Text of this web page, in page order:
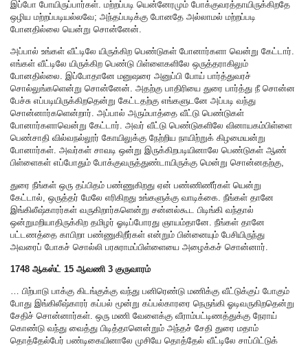
இப்போ போயிருப்பார்கள். மற்றப்படி யென்னேரமும் போக்குவரத்தாயிருக்கிறதே
ஒழிய மற்றப்படியல்லவே; அந்தப்படிக்கு போனதே அல்லாமல் மற்றப்படி
போனதில்லை யென்று சொன்னேன்.
அப்பால் உங்கள் வீட்டிலே யிருக்கிற பெண்டுகள் போனார்களா வென்று கேட்டார்.
எங்கள் வீட்டிலே யிருக்கிற பெண்டு பிள்ளைகளிலே ஒருத்தராகிலும்
போனதில்லை. இப்போதானே மனுஷரை அனுப்பி போய் பார்த்துவரச்
சொல்லுங்களென்று சொன்னேன். அதற்கு பாதிரியை துரை பார்த்து நீ சொன்ன
பேச்சு எப்படியிருக்கிறதென்று கேட்டதற்கு எங்களுடனே அப்படி வந்து
சொன்னார்களென்றார். அப்பால் அரும்பாத்தை வீட்டு பெண்டுகள்
போனார்களாவென்று கேட்டார். அவர் வீட்டு பெண்டுகளிலே வினாயகம்பிள்ளை
பெண்சாதி வில்வநல்லூர் கோயிலுக்கு நேற்றிய நாயிற்றுக் கிழமையன்று
போனார்கள். அவர்கள் சாவடி ஒன்று இருக்கிறபடியினாலே பெண்டுகள் ஆண்
பிள்ளைகள் எப்போதும் போக்குவருத்துண்டாயிருக்கு மென்று சொன்னதற்கு,
துரை நீங்கள் ஒரு தப்பிதம் பண்ணுகிறது ஏன் பண்ணிணீர்கள் யென்று
கேட்டால், ஒருத்தர் மேலே எரிகிறது உங்களுக்கு வாடிக்கை. நீங்கள் தானே
இங்கிலீஷ்காரர்கள் வருகிறார்களென்று சன்னல்கூட பிடிங்கி வந்தால்
ஒன்றுமறியாதிருக்கிற தமிழர் ஓடிப்போரது ஞாயம்தானே. நீங்கள் தானே
பட்டணத்தை காபிறா பண்ணுகிறீர்கள் என்றும் பின்னையும் பேசியிருந்து
அவரைப் போகச் சொல்லி பரசுராமப்பிள்ளையை அழைக்கச் சொன்னார்.
1748 ஆகஸ்ட் 15 ஆவணி 3 குருவாரம்
… பிற்பாடு பாக்கு கிடங்குக்கு வந்து பனிரெண்டு மணிக்கு வீட்டுக்குப் போகும்
போது இங்கிலீஷ்காரர் கப்பல் மூன்று கப்பல்காரரை நெருங்கி ஓடிவருகிறதென்று
சேதிச் சொன்னார்கள். ஒரு மணி வேளைக்கு வீராம்பட்டிணத்துக்கு நேராய்
கொண்டு வந்து வைத்து பிடித்தானென்றும் அந்தச் சேதி துரை மதாம்
தொத்தேல்பேர் பண்டிகையினாலே முசியே தொத்தேல் வீட்டிலே சாப்பிட்டுக்